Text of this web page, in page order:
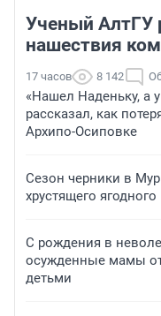
Ученый АлтГУ
нашествия
17 часов 8 142
«Нашел Наденьку, а
рассказал, как
Архипо-Осиповке
Сезон черники в
хрустящего
С рождения в
осужденные мамы
детьми